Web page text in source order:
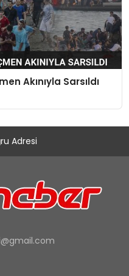
Akınıyla Sarsıldı
Adresi